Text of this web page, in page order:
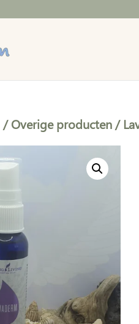
/Overige producten /